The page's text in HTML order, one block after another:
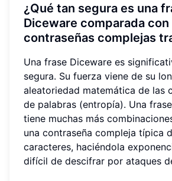
¿Qué tan segura es una
Diceware comparada con
contraseñas complejas
Una frase Diceware es
segura. Su fuerza viene de su
aleatoriedad matemática de las
de palabras (entropía). Una
tiene muchas más
una contraseña compleja típica
caracteres, haciéndola
difícil de descifrar por ataques